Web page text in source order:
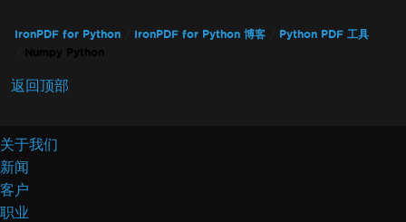
IronPDF for Python IronPDF for Python 博客
Python PDF 工具
Numpy Python
返回顶部
关于我们
新闻
客户
职业